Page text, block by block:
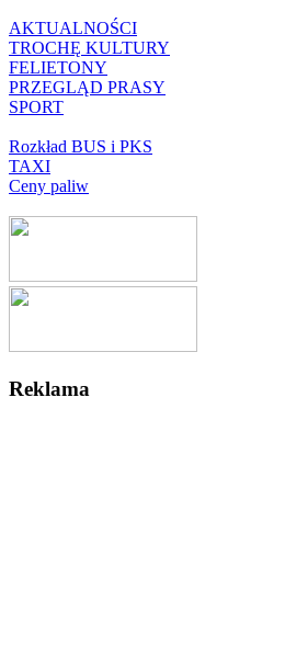
AKTUALNOŚCI
TROCHĘ KULTURY
FELIETONY
PRZEGLĄD PRASY
SPORT
Rozkład BUS i PKS
TAXI
Ceny paliw
Reklama